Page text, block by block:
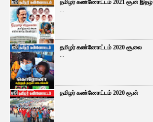
தமிழர் கண்ணோட்டம் 2021 சூன் இதழ்
...
தமிழர் கண்ணோட்டம் 2020 சூலை
...
தமிழர் கண்ணோட்டம் 2020 சூன்
...